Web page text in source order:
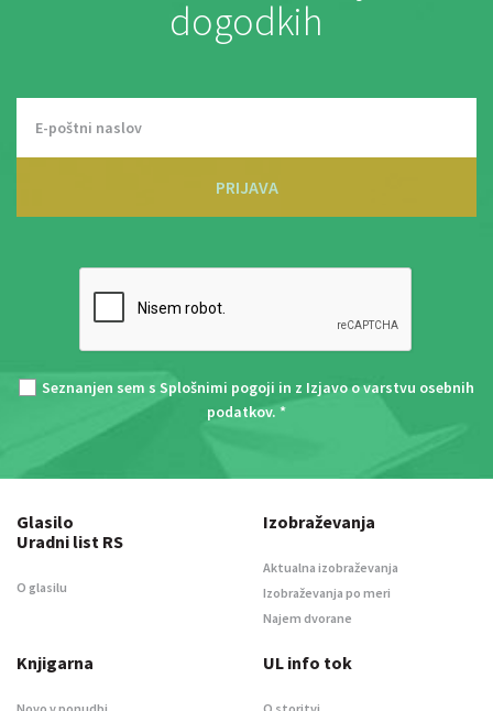
dogodkih
PRIJAVA
Seznanjen sem s Splošnimi pogoji in z Izjavo o varstvu osebnih
podatkov. *
Glasilo
Uradni list RS
O glasilu
Izobraževanja
Aktualna izobraževanja
Izobraževanja po meri
Najem dvorane
Knjigarna UL info tok